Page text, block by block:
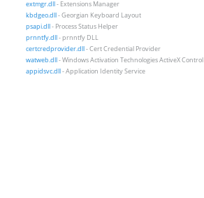
extmgr.dll- Extensions Manager
kbdgeo.dll- Georgian Keyboard Layout
psapi.dll- Process Status Helper
prnntfy.dll- prnntfy DLL
certcredprovider.dll- Cert Credential Provider
watweb.dll- Windows Activation Technologies ActiveX Control
appidsvc.dll- Application Identity Service